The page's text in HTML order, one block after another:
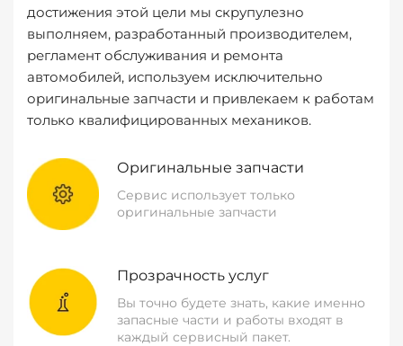
достижения этой цели мы скрупулезно
выполняем, разработанный производителем,
регламент обслуживания и ремонта
автомобилей, используем исключительно
оригинальные запчасти и привлекаем к работам
только квалифицированных механиков.
Оригинальные запчасти
Сервис использует только
оригинальные запчасти
Прозрачность услуг
Вы точно будете знать, какие именно
запасные части и работы входят в
каждый сервисный пакет.